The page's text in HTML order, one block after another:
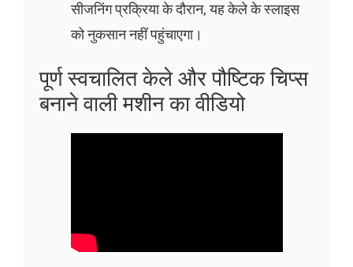
सीजनिंग प्रक्रिया के दौरान, यह केले के स्लाइस
को नुकसान नहीं पहुंचाएगा।
पूर्ण स्वचालित केले और पौष्टिक चिप्स
बनाने वाली मशीन का वीडियो